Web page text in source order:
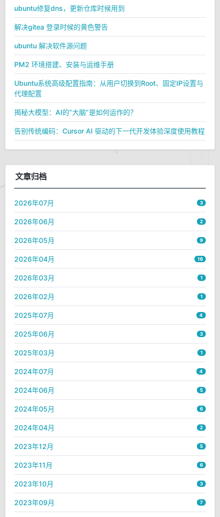
ubuntu修复dns，更新仓库时候用到
解决gitea 登录时候的黄色警告
ubuntu 解决软件源问题
PM2 环境搭建、安装与运维手册
Ubuntu系统高级配置指南：从用户切换到Root、固定IP设置与
代理配置
揭秘大模型：AI的“大脑”是如何运作的？
告别传统编码：Cursor AI 驱动的下一代开发体验深度使用教程
文章归档
2026年07月 3
2026年06月 2
2026年05月 9
2026年04月 16
2026年03月 1
2026年02月 1
2025年07月 4
2025年06月 3
2025年03月 1
2024年07月 4
2024年06月 5
2024年05月 6
2024年04月 2
2023年12月 5
2023年11月 6
2023年10月 3
2023年09月 7